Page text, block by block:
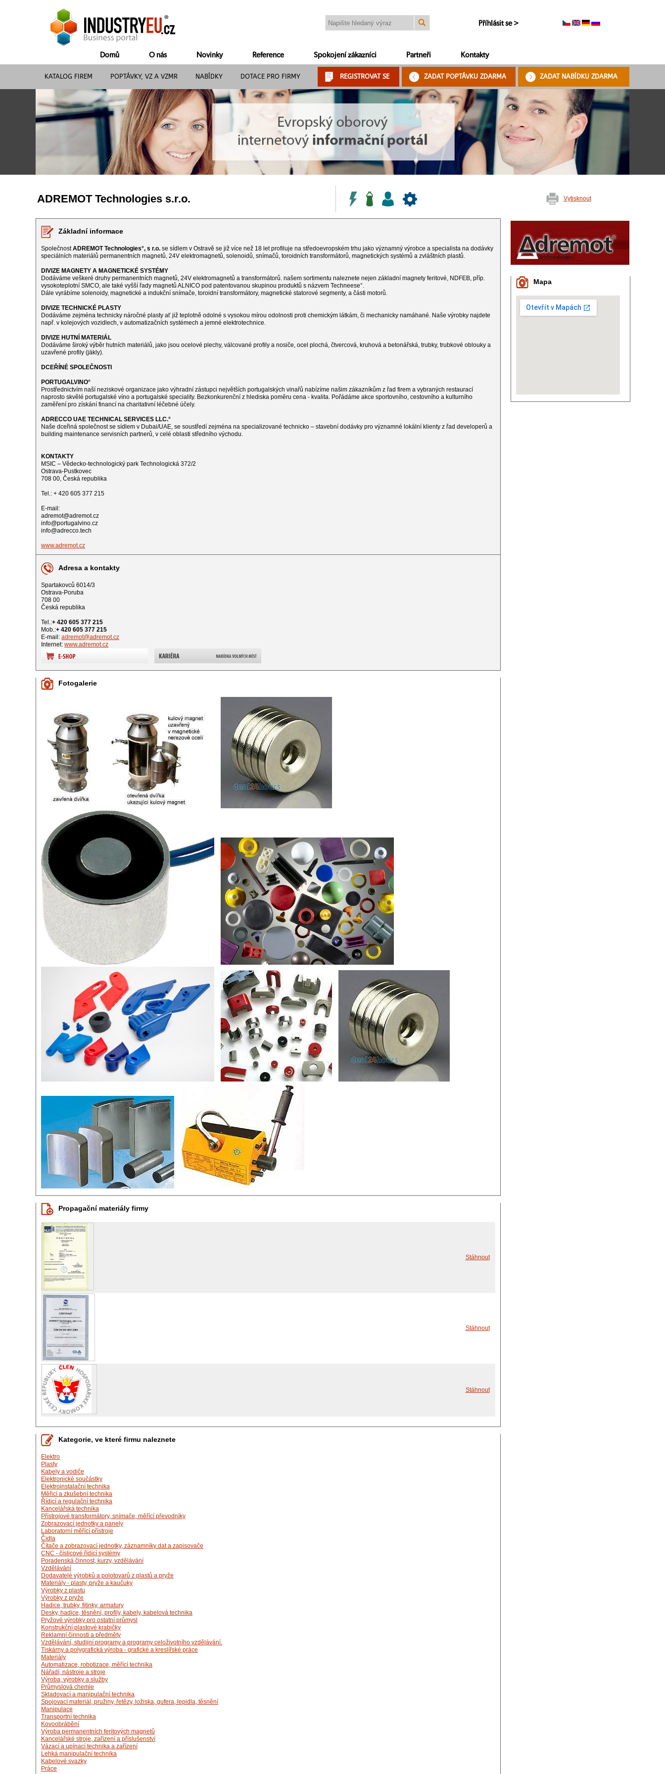
Příhlásit se >
Domů O nás Novinky Reference Spokojení zákazníci Partneři Kontakty
KATALOG FIREM POPTÁVKY, VZ A VZMR NABÍDKY DOTACE PRO FIRMY REGISTROVAT SE ZADAT POPTÁVKU ZDARMA ZADAT NABÍDKU ZDARMA
ADREMOT Technologies s.r.o. Vytisknout
Mapa
Základní informace
SpolečnostADREMOT Technologies°, s r.o. se sídlem v Ostravě se již více než 18 let profiluje na středoevropském trhu jako významný výrobce a specialista na dodávky
speciálních materiálů permanentních magnetů, 24V elektromagnetů, solenoidů, snímačů, toroidních transformátorů, magnetických systémů a zvláštních plastů.
DIVIZE MAGNETY A MAGNETICKÉ SYSTÉMY
Dodáváme veškeré druhy permanentních magnetů, 24V elektromagnetů a transformátorů. našem sortimentu naleznete nejen základní magnety feritové, NDFEB, příp.
vysokoteplotní SMCO, ale také vyšší řady magnetů ALNICO pod patentovanou skupinou produktů s názvem Techneese°.
Dále vyrábíme solenoidy, magnetické a indukční snímače, toroidní transformátory, magnetické statorové segmenty, a části motorů.
DIVIZE TECHNICKÉ PLASTY
Dodáváme zejména technicky náročné plasty ať již teplotně odolné s vysokou mírou odolnosti proti chemickým látkám, či mechanicky namáhané. Naše výrobky najdete
např. v kolejových vozidlech, v automatizačních systémech a jemné elektrotechnice.
DIVIZE HUTNÍ MATERIÁL
Dodáváme široký výběr hutních materiálů, jako jsou ocelové plechy, válcované profily a nosiče, ocel plochá, čtvercová, kruhová a betonářská, trubky, trubkové oblouky a
uzavřené profily (jäkly).
DCEŘÍNÉ SPOLEČNOSTI
PORTUGALVINO°
Prostřednictvím naší neziskové organizace jako výhradní zástupci největších portugalských vinařů nabízíme našim zákazníkům z řad firem a vybraných restaurací
naprosto skvělé portugalské víno a portugalské speciality. Bezkonkurenční z hlediska poměru cena - kvalita. Pořádáme akce sportovního, cestovního a kulturního
zaměření pro získání financí na charitativní léčebné účely.
ADRECCO UAE TECHNICAL SERVICES LLC.°
Naše dceřiná společnost se sídlem v Dubai/UAE, se soustředí zejména na specializované technicko – stavební dodávky pro významné lokální klienty z řad developerů a
building maintenance servisních partnerů, v celé oblasti středního východu.
KONTAKTY
MSIC – Vědecko-technologický park Technologická 372/2
Ostrava-Pustkovec
708 00, Česká republika
Tel.: + 420 605 377 215
E-mail:
adremot@adremot.cz
info@portugalvino.cz
info@adrecco.tech
www.adremot.cz
Adresa a kontakty
Spartakovců 6014/3
Ostrava-Poruba
708 00
Česká republika
Tel.:+ 420 605 377 215
Mob.:+ 420 605 377 215
E-mail: adremot@adremot.cz
Internet: www.adremot.cz
Fotogalerie
Propagační materiály firmy
Stáhnout
Stáhnout
Stáhnout
Kategorie, ve které firmu naleznete
Elektro
Plasty
Kabely a vodiče
Elektronické součástky
Elektroinstalační technika
Měřicí a zkušební technika
Řídicí a regulační technika
Kancelářská technika
Přístrojové transformátory, snímače, měřící převodníky
Zobrazovací jednotky a panely
Laboratorní měřící přístroje
Čidla
Čítače a zobrazovací jednotky, záznamníky dat a zapisovače
CNC - číslicové řídící systémy
Poradenská činnost, kurzy, vzdělávání
Vzdělávání
Dodavatelé výrobků a polotovarů z plastů a pryže
Materiály - plasty, pryže a kaučuky
Výrobky z plastu
Výrobky z pryže
Hadice, trubky, fitinky, armatury
Desky, hadice, těsnění, profily, kabely, kabelová technika
Pryžové výrobky pro ostatní průmysl
Konstrukční plastové krabičky
Reklamní činnosti a předměty
Vzdělávání, studijní programy a programy celoživotního vzdělávání.
Tiskárny a polygrafická výroba - grafické a kreslířské práce
Materiály
Automatizace, robotizace, měřící technika
Nářadí, nástroje a stroje
Výroba, výrobky a služby
Průmyslová chemie
Skladovací a manipulační technika
Spojovací materiál, pružiny, řetězy, ložiska, gufera, lepidla, těsnění
Manipulace
Transportní technika
Kovoobrábění
Výroba permanentních feritových magnetů
Kancelářské stroje, zařízení a příslušenství
Vázací a upínací technika a zařízení
Lehká manipulační technika
Kabelové svazky
Práce